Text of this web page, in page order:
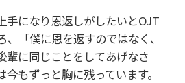
手になり恩返しがしたいとOJT
「僕に恩を返すのではなく、
輩に同じことをしてあげなさ
もずっと胸に残っています。